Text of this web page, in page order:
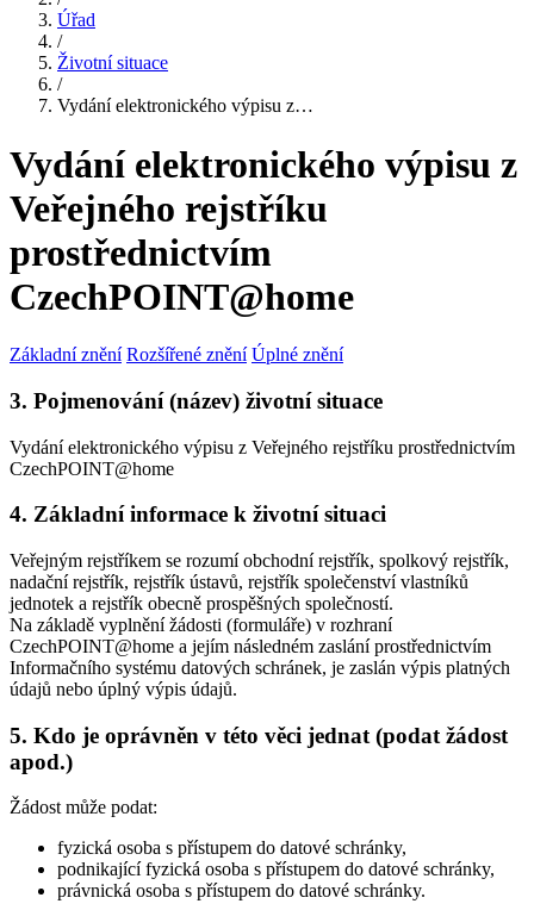
Úřad
/
Životní situace
/
Vydání elektronického výpisu z…
Vydání elektronického výpisu z
Veřejného rejstříku
prostřednictvím
CzechPOINT@home
Základní znění Rozšířené znění Úplné znění
3. Pojmenování (název) životní situace
Vydání elektronického výpisu z Veřejného rejstříku prostřednictvím
CzechPOINT@home
4. Základní informace k životní situaci
Veřejným rejstříkem se rozumí obchodní rejstřík, spolkový rejstřík,
nadační rejstřík, rejstřík ústavů, rejstřík společenství vlastníků
jednotek a rejstřík obecně prospěšných společností.
Na základě vyplnění žádosti (formuláře) v rozhraní
CzechPOINT@home a jejím následném zaslání prostřednictvím
Informačního systému datových schránek, je zaslán výpis platných
údajů nebo úplný výpis údajů.
5. Kdo je oprávněn v této věci jednat (podat žádost
apod.)
Žádost může podat:
fyzická osoba s přístupem do datové schránky,
podnikající fyzická osoba s přístupem do datové schránky,
právnická osoba s přístupem do datové schránky.